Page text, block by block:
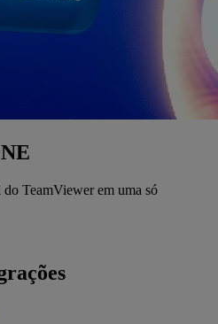
TeamViewer em uma só